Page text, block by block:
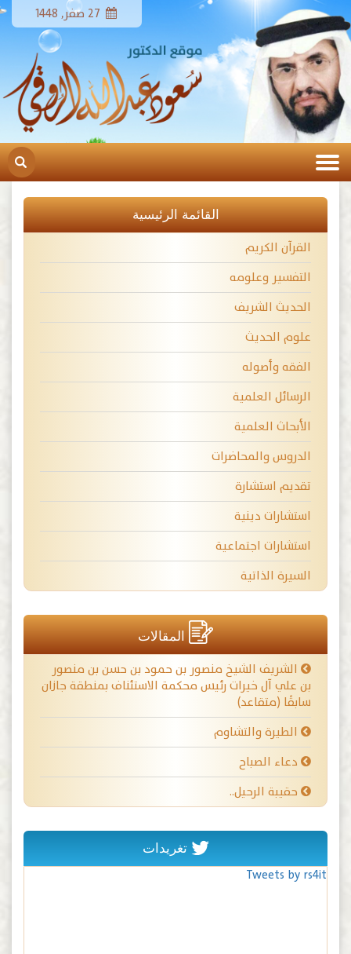
القائمة الرئيسية
القرآن الكريم
التفسير وعلومه
الحديث الشريف
علوم الحديث
الفقه وأصوله
الرسائل العلمية
الأبحاث العلمية
الدروس والمحاضرات
تقديم استشارة
استشارات دينية
استشارات اجتماعية
السيرة الذاتية
المقالات
الشريف الشيخ منصور بن حمود بن حسن بن منصور
بن علي آل خيرات رئيس محكمة الاستئناف بمنطقة جازان
سابقًا (متقاعد)
الطيرة والتشاوم
دعاء الصباح
حقيبة الرحيل..
تغريدات
Tweets by rs4it